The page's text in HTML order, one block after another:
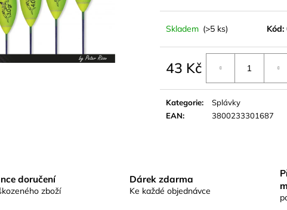
Skladem (>5 ks) Kód:
43 Kč
cena:
Kategorie:
Splávky
EAN: 3800233301687
doručení
zboží
Dárek zdarma
Ke každé objednávce
KAPROVÁ SMĚS RICHARDKA
KONOPÁSKA RIKOMIX KAPR ČERNÝ